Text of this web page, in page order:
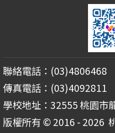
聯絡電話：(03)4806468
傳真電話：(03)4092811
學校地址：32555 桃園市
版權所有 © 2016 - 2026